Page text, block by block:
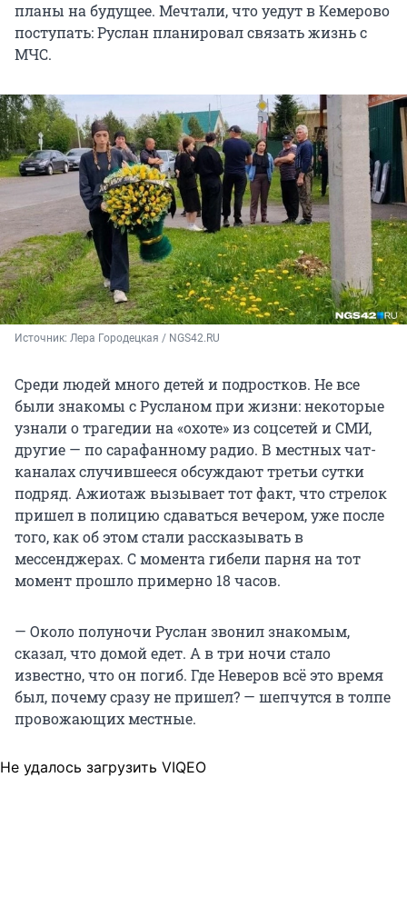
планы на будущее. Мечтали, что уедут в Кемерово
поступать: Руслан планировал связать жизнь с
МЧС.
Источник: Лера Городецкая / NGS42.RU
Среди людей много детей и подростков. Не все
были знакомы с Русланом при жизни: некоторые
узнали о трагедии на «охоте» из соцсетей и СМИ,
другие — по сарафанному радио. В местных чат-
каналах случившееся обсуждают третьи сутки
подряд. Ажиотаж вызывает тот факт, что стрелок
пришел в полицию сдаваться вечером, уже после
того, как об этом стали рассказывать в
мессенджерах. С момента гибели парня на тот
момент прошло примерно 18 часов.
— Около полуночи Руслан звонил знакомым,
сказал, что домой едет. А в три ночи стало
известно, что он погиб. Где Неверов всё это время
был, почему сразу не пришел? — шепчутся в толпе
провожающих местные.
Не удалось загрузить VIQEO